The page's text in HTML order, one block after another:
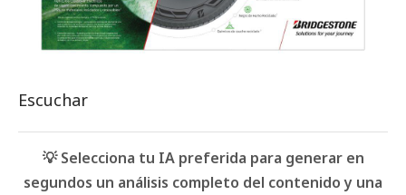
Escuchar
💡 Selecciona tu IA preferida para generar en
segundos un análisis completo del contenido y una